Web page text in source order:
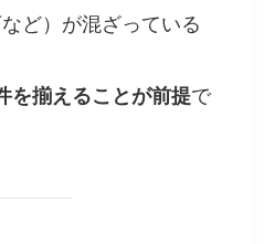
ど）が混ざっている
を揃えることが前提で